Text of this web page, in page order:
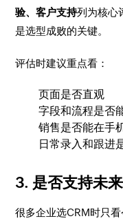
验、客户支持列为核心
是选型成败的关键。
评估时建议重点看：
页面是否直观
字段和流程是否
销售是否能在手
日常录入和跟进
3. 是否支持未
很多企业选CRM时只